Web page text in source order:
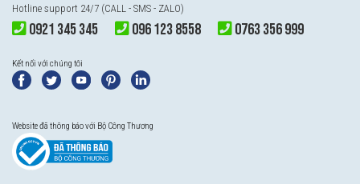
Hotline support 24/7 (CALL - SMS - ZALO)
0921 345 345 096 123 8558 0763 356 999
Kết nối với chúng tôi
Website đã thông báo với Bộ Công Thương